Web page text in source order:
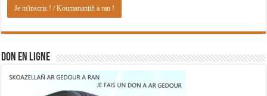
DON EN LIGNE